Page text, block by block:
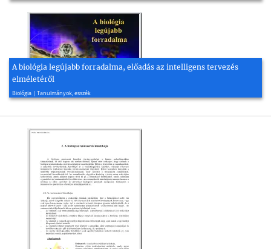
A biológia legújabb forradalma, előadás az intelligens tervezés
elméletéről
Biológia | Tanulmányok, esszék
2006, 35 oldal